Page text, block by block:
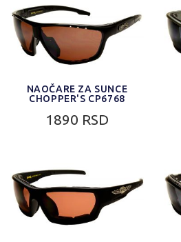
NAOČARE ZA SUNCE
CHOPPER'S CP6768
1890 RSD